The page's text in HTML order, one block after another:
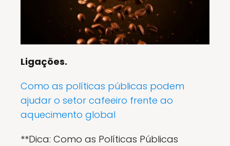
Ligações.
Como as políticas públicas podem
ajudar o setor cafeeiro frente ao
aquecimento global
**Dica: Como as Políticas Públicas